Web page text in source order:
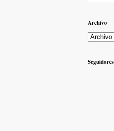
Archivo
Seguidores